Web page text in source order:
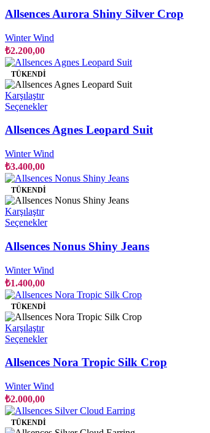
birden
fazla
varyasyonu
var.
ürün
seçilebilir
Allsences Aurora Shiny Silver Crop
Winter Wind
₺2.200,00
TÜKENDI
Karşılaştır
SeçeneklerBu
birden
fazla
varyasyonu
var.
ürün
seçilebilir
Allsences Agnes Leopard Suit
Winter Wind
₺3.400,00
TÜKENDI
Karşılaştır
SeçeneklerBu
birden
fazla
varyasyonu
var.
ürün
seçilebilir
Allsences Nonus Shiny Jeans
Winter Wind
₺1.400,00
TÜKENDI
Karşılaştır
SeçeneklerBu
birden
varyasyonu
var.
ürün
Allsences Nora Tropic Silk Crop
Winter Wind
₺2.000,00
TÜKENDI